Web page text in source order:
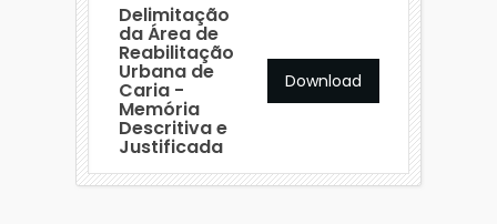
Delimitação
da Área de
Reabilitação
Urbana de
Caria -
Memória
Descritiva e
Justificada
Download